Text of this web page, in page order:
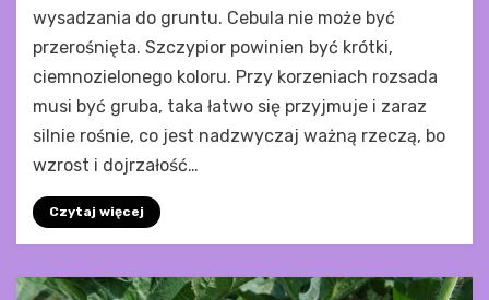
wysadzania do gruntu. Cebula nie może być
przerośnięta. Szczypior powinien być krótki,
ciemnozielonego koloru. Przy korzeniach rozsada
musi być gruba, taka łatwo się przyjmuje i zaraz
silnie rośnie, co jest nadzwyczaj ważną rzeczą, bo
wzrost i dojrzałość…
Czytaj więcej